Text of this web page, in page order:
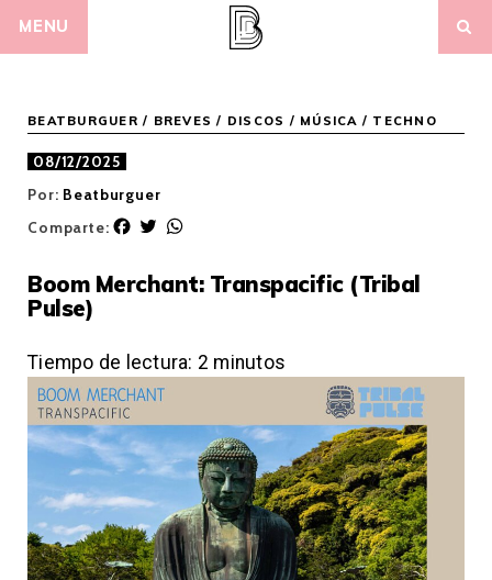
MENU
BEATBURGUER / BREVES / DISCOS / MÚSICA / TECHNO
08/12/2025
Por: Beatburguer
Comparte:
F
e
o
k
T
t
r
t
p
p
Boom Merchant: Transpacific (Tribal
Pulse)
Tiempo de lectura: 2 minutos